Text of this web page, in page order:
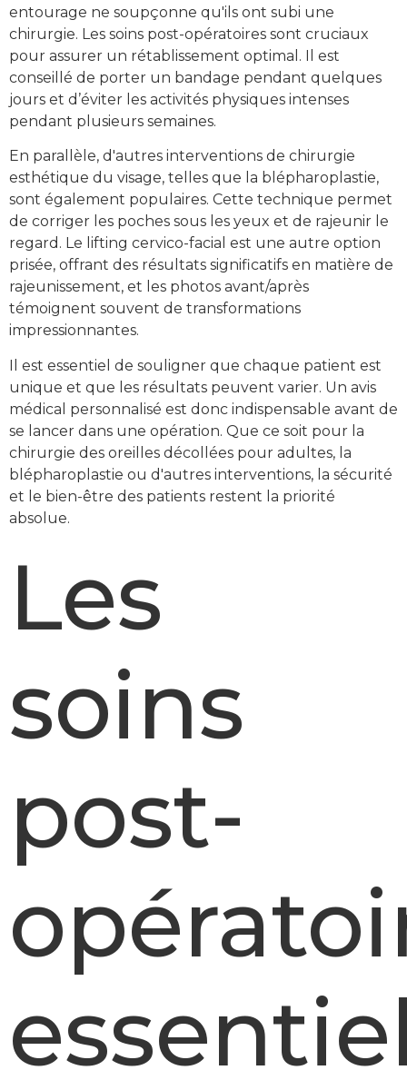
entourage ne soupçonne qu'ils ont subi une
chirurgie. Les soins post-opératoires sont cruciaux
pour assurer un rétablissement optimal. Il est
conseillé de porter un bandage pendant quelques
jours et d’éviter les activités physiques intenses
pendant plusieurs semaines.
En parallèle, d'autres interventions de chirurgie
esthétique du visage, telles que la blépharoplastie,
sont également populaires. Cette technique permet
de corriger les poches sous les yeux et de rajeunir le
regard. Le lifting cervico-facial est une autre option
prisée, offrant des résultats significatifs en matière de
rajeunissement, et les photos avant/après
témoignent souvent de transformations
impressionnantes.
Il est essentiel de souligner que chaque patient est
unique et que les résultats peuvent varier. Un avis
médical personnalisé est donc indispensable avant de
se lancer dans une opération. Que ce soit pour la
chirurgie des oreilles décollées pour adultes, la
blépharoplastie ou d'autres interventions, la sécurité
et le bien-être des patients restent la priorité
absolue.
Les
soins
post-